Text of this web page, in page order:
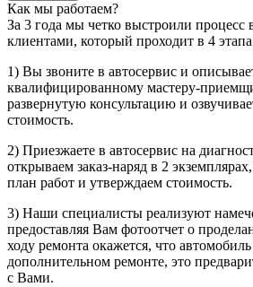
Как мы работаем?
За 3 года мы четко выстроили процесс
клиентами, который проходит в 4
1) Вы звоните в автосервис и
квалифицированному мастеру-
развернутую консультацию и
стоимость.
2) Приезжаете в автосервис на
открываем заказ-наряд в 2
план работ и утверждаем стоимость.
3) Наши специалисты реализуют
предоставляя Вам фотоотчет о
ходу ремонта окажется, что
дополнительном ремонте, это
с Вами.